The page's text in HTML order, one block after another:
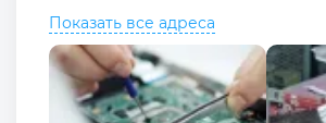
Показать все адреса